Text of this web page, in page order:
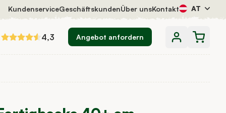
KundenserviceGeschäftskundenÜber unsKontakt AT
4,3 Angebot anfordern